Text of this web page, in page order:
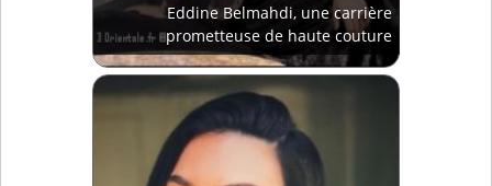
Eddine Belmahdi, une carrière
prometteuse de haute couture